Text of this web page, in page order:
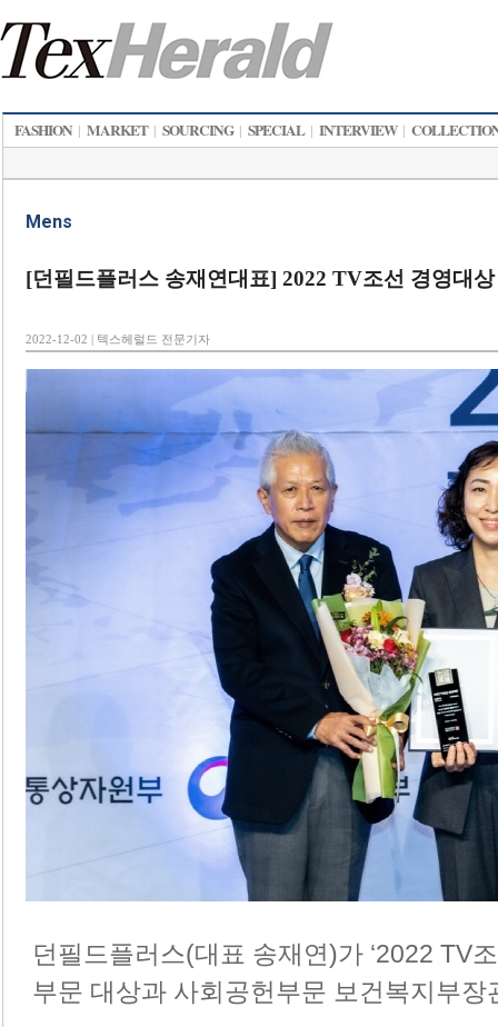
FASHION | MARKET | SOURCING | SPECIAL | INTERVIEW |
Mens
[던필드플러스 송재연대표] 2022 TV조선 경영대
2022-12-02 | 텍스헤럴드 전문기자
던필드플러스(대표 송재연)가 ‘2022 TV
부문 대상과 사회공헌부문 보건복지부장